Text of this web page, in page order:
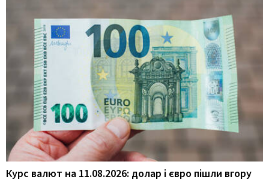
Курс валют на 11.08.2026: долар і євро пішли вгору